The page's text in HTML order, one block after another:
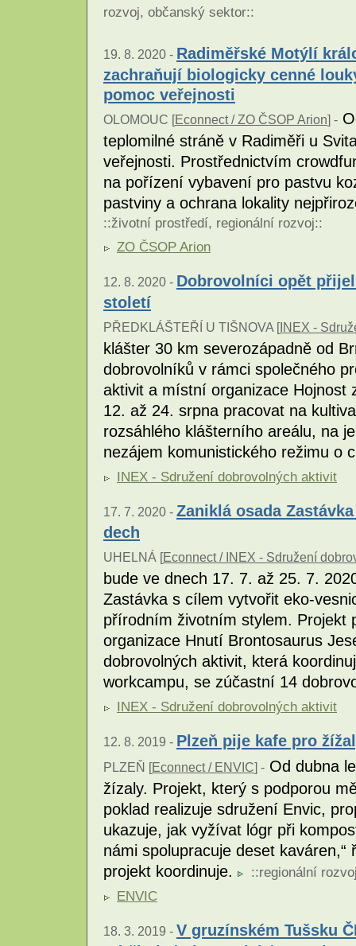
rozvoj, občanský sektor::
19. 8. 2020 - Radiměřské Motýlí
zachraňují biologicky cenné
pomoc veřejnosti
OLOMOUC [Econnect / ZO ČSOP Arion] -
teplomilné stráně v Radiměři u
veřejnosti. Prostřednictvím
na pořízení vybavení pro pastvu
pastviny a ochrana lokality
::životní prostředí, regionální rozvoj::
ZO ČSOP Arion
12. 8. 2020 - Dobrovolníci opět
století
PŘEDKLÁŠTEŘÍ U TIŠNOVA [INEX -
klášter 30 km severozápadně od
dobrovolníků v rámci společného
aktivit a místní organizace Hojnost
12. až 24. srpna pracovat na
rozsáhlého klášterního areálu, na
nezájem komunistického režimu o
INEX - Sdružení dobrovolných aktivit
17. 7. 2020 - Zaniklá osada
dech
UHELNÁ [Econnect / INEX - Sdružení
bude ve dnech 17. 7. až 25. 7.
Zastávka s cílem vytvořit eko-
přírodním životním stylem. Projekt
organizace Hnutí Brontosaurus
dobrovolných aktivit, která
workcampu, se zúčastní 14
INEX - Sdružení dobrovolných aktivit
12. 8. 2019 - Plzeň pije kafe pro
PLZEŇ [Econnect / ENVIC] - Od dubna
žízaly. Projekt, který s podporou
poklad realizuje sdružení Envic,
ukazuje, jak vyžívat lógr při
námi spolupracuje deset
projekt koordinuje.
::regionální
ENVIC
18. 3. 2019 - V gruzínském Tušsku